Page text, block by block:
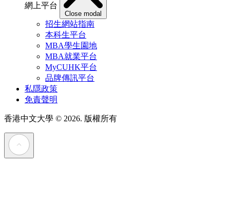
網上平台
Close modal
招生網站指南
本科生平台
MBA學生園地
MBA就業平台
MyCUHK平台
品牌傳訊平台
私隱政策
免責聲明
香港中文大學 © 2026. 版權所有